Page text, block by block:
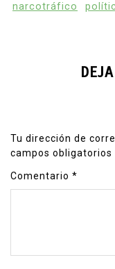
narcotráfico
Tu dirección de
campos obligatorios
Comentario *